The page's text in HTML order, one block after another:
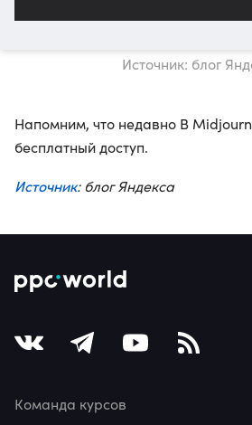
Источник: блог
Напомним, что недавно В
бесплатный доступ.
Источник: блог Яндекса
Команда курсов